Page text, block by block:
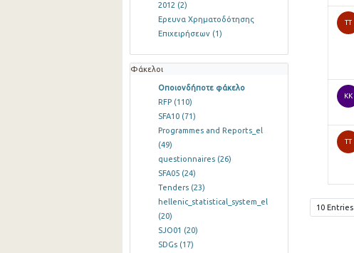
2012 (2)
Ερευνα Χρηματοδότησης
Επιχειρήσεων (1)
Φάκελοι
Οποιονδήποτε φάκελο
RFP (110)
SFA10 (71)
Programmes and Reports_el
(49)
questionnaires (26)
SFA05 (24)
Tenders (23)
hellenic_statistical_system_el
(20)
SJO01 (20)
SDGs (17)
TT
KK
TT
10 Entries